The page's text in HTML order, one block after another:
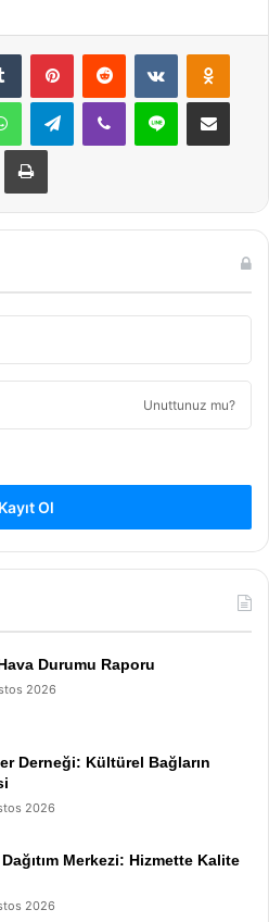
Tumblr PinterestReddit VKontakte
WhatsAppTelegramViber Line E-Posta ile
Yazdır
Unuttunuz mu?
Kayıt Ol
Durumu Raporu
2026
Derneği: Kültürel Bağların
2026
Merkezi: Hizmette Kalite
2026